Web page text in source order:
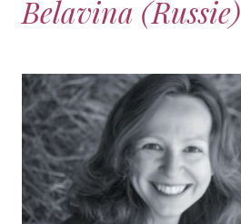
Belavina (Russie)